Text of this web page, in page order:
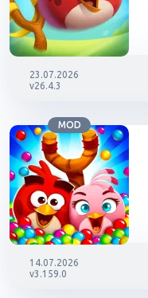
23.07.2026
v26.4.3
MOD
14.07.2026
v3.159.0